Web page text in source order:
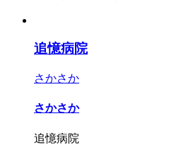
追憶病院
さかさか
さかさか
追憶病院